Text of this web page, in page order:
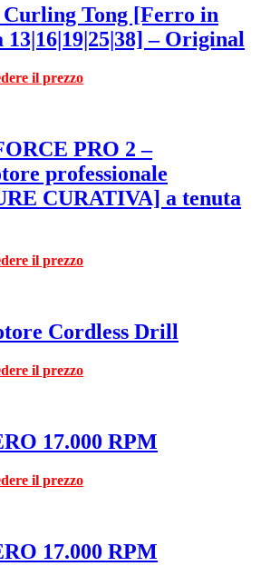
Tong [Ferro in
13|16|19|25|38] – Original
il prezzo
PRO 2 –
professionale
CURATIVA] a tenuta
il prezzo
Cordless Drill
il prezzo
17.000 RPM
il prezzo
17.000 RPM